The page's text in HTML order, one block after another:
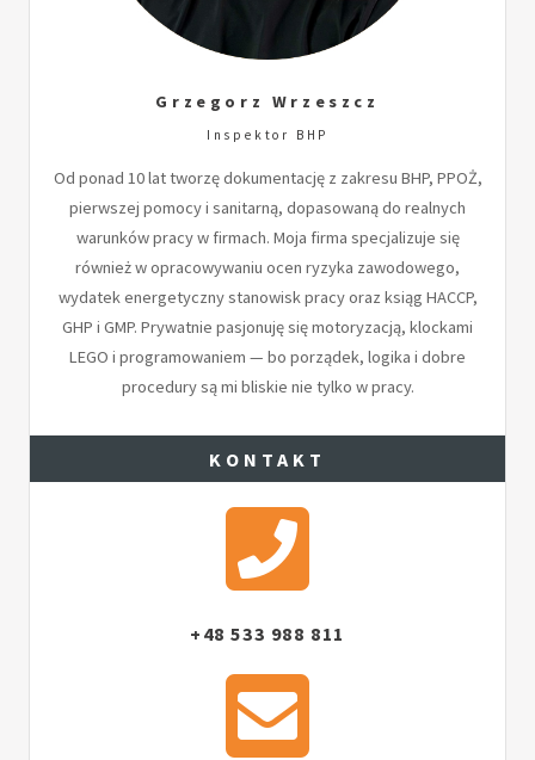
Grzegorz Wrzeszcz
Inspektor BHP
Od ponad 10 lat tworzę dokumentację z zakresu BHP, PPOŻ,
pierwszej pomocy i sanitarną, dopasowaną do realnych
warunków pracy w firmach. Moja firma specjalizuje się
również w opracowywaniu ocen ryzyka zawodowego,
wydatek energetyczny stanowisk pracy oraz ksiąg HACCP,
GHP i GMP. Prywatnie pasjonuję się motoryzacją, klockami
LEGO i programowaniem — bo porządek, logika i dobre
procedury są mi bliskie nie tylko w pracy.
KONTAKT
+48 533 988 811